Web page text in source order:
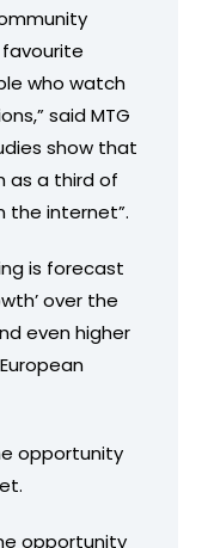
favourite
who watch
said MTG
show that
as a third of
the internet”.
is forecast
over the
even higher
opportunity
opportunity